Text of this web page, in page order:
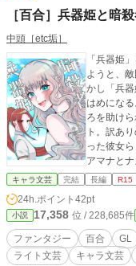
［百合］兵器姫と暗
中頭［etc垢］
「兵器姫
ようと、
かし「兵
はめにな
ろを助け
ト。訳あ
った彼女
アマナと
る────。
キャラ文芸 完結 長編 R15
24h.ポイント 42pt
小説 17,358 位 / 228,685件
ファンタジー 百合 GL
ライト文芸
キャラ文芸